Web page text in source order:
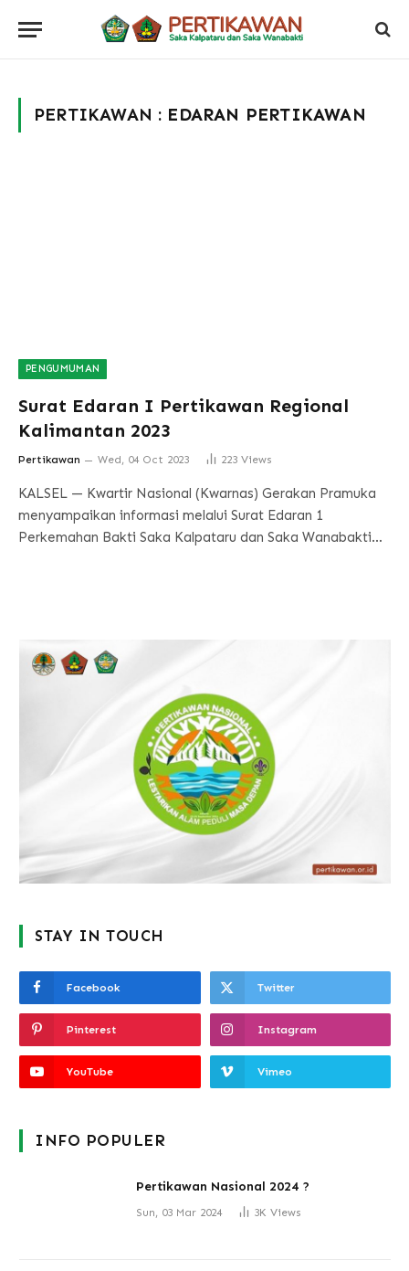
PERTIKAWAN : EDARAN PERTIKAWAN
PENGUMUMAN
Surat Edaran I Pertikawan Regional
Kalimantan 2023
Pertikawan Wed, 04 Oct 2023 223 Views
KALSEL — Kwartir Nasional (Kwarnas) Gerakan Pramuka
menyampaikan informasi melalui Surat Edaran 1
Perkemahan Bakti Saka Kalpataru dan Saka Wanabakti…
STAY IN TOUCH
Facebook Twitter
Pinterest Instagram
YouTube Vimeo
INFO POPULER
Pertikawan Nasional 2024 ?
Sun, 03 Mar 2024 3K Views